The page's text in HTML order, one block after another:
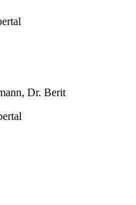
Dr. Berit